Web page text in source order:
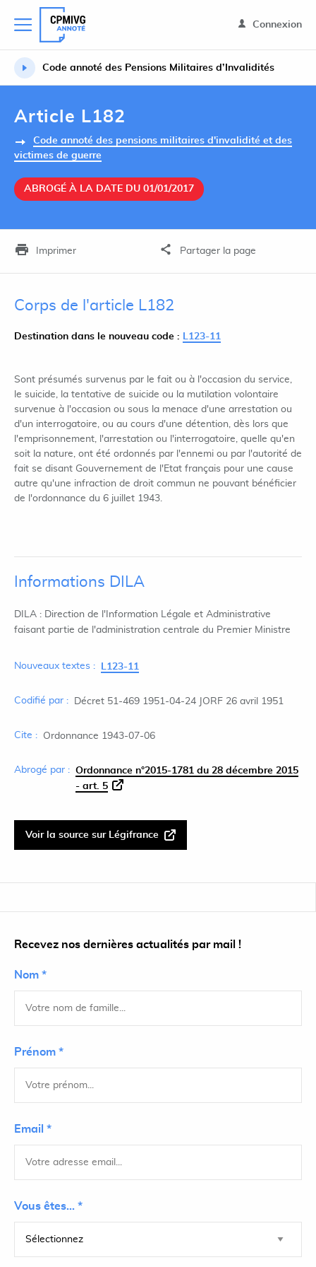
Connexion
Code annoté des Pensions Militaires d’Invalidités
Article L182
Code annoté des pensions militaires d'invalidité et des
victimes de guerre
ABROGÉ À LA DATE DU 01/01/2017
Imprimer Partager la page
Corps de l'article L182
Destination dans le nouveau code : L123-11
Sont présumés survenus par le fait ou à l'occasion du service,
le suicide, la tentative de suicide ou la mutilation volontaire
survenue à l'occasion ou sous la menace d'une arrestation ou
d'un interrogatoire, ou au cours d'une détention, dès lors que
l'emprisonnement, l'arrestation ou l'interrogatoire, quelle qu'en
soit la nature, ont été ordonnés par l'ennemi ou par l'autorité de
fait se disant Gouvernement de l'Etat français pour une cause
autre qu'une infraction de droit commun ne pouvant bénéficier
de l'ordonnance du 6 juillet 1943.
Informations DILA
DILA : Direction de l'Information Légale et Administrative
faisant partie de l'administration centrale du Premier Ministre
Nouveaux textes : L123-11
Codifié par : Décret 51-469 1951-04-24 JORF 26 avril 1951
Cite : Ordonnance 1943-07-06
Abrogé par : Ordonnance n°2015-1781 du 28 décembre 2015
- art. 5
Voir la source sur Légifrance
Recevez nos dernières actualités par mail !
Nom *
Prénom *
Email *
Vous êtes... *